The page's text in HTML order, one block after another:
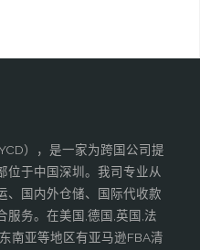
），是一家为跨国公司提
位于中国深圳。我司专业从
、国内外仓储、国际代收款
服务。在美国,德国,英国,法
南亚等地区有亚马逊FBA清